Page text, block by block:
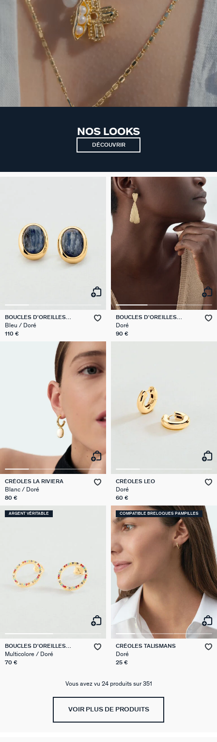
NOS LOOKS
DÉCOUVRIR
BOUCLES D'OREILLES
PENDANTES LA RIVIERA
Bleu / Doré
110 €
BOUCLES D'OREILLES
PENDANTES CASSIS
Doré
90 €
CRÉOLES LA RIVIERA
Blanc / Doré
80 €
CRÉOLES LEO
Doré
60 €
ARGENT VÉRITABLE
BOUCLES D'OREILLES
PENDANTES RAINBOW
Multicolore / Doré
70 €
COMPATIBLE BRELOQUES PAMPILLES
CRÉOLES TALISMANS
Doré
25 €
Vous avez vu 24 produits sur 351
VOIR PLUS DE PRODUITS